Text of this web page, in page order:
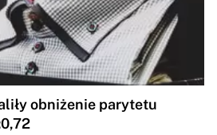
obniżenie parytetu